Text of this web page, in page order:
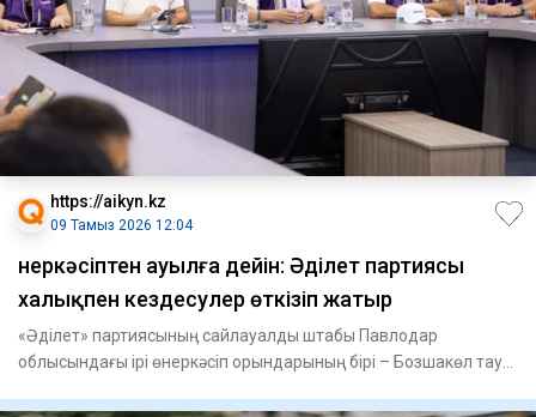
https://aikyn.kz
09 Тамыз 2026 12:04
Өнеркәсіптен ауылға дейін: Әділет партиясы
халықпен кездесулер өткізіп жатыр
«Әділет» партиясының сайлауалды штабы Павлодар
облысындағы ірі өнеркәсіп орындарының бірі – Бозшакөл тау-